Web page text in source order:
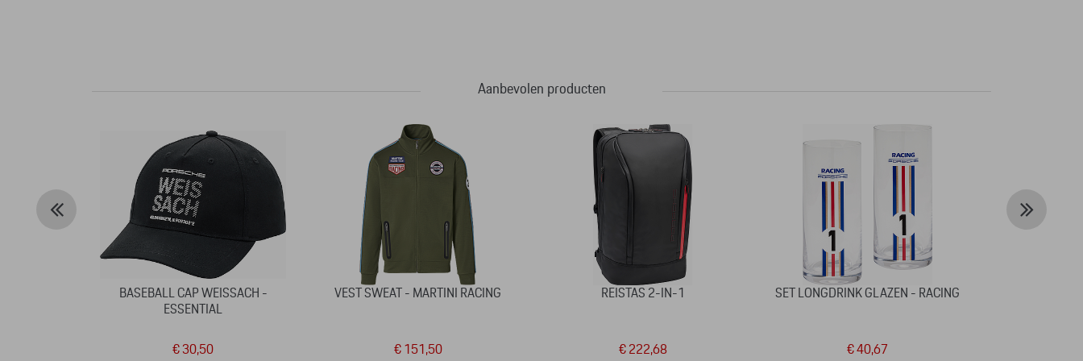
Aanbevolen producten
BASEBALL CAP WEISSACH -
ESSENTIAL
€ 30,50
VEST SWEAT - MARTINI RACING
€ 151,50
REISTAS 2-IN-1
€ 222,68
SET LONGDRINK GLAZEN - RACING
€ 40,67